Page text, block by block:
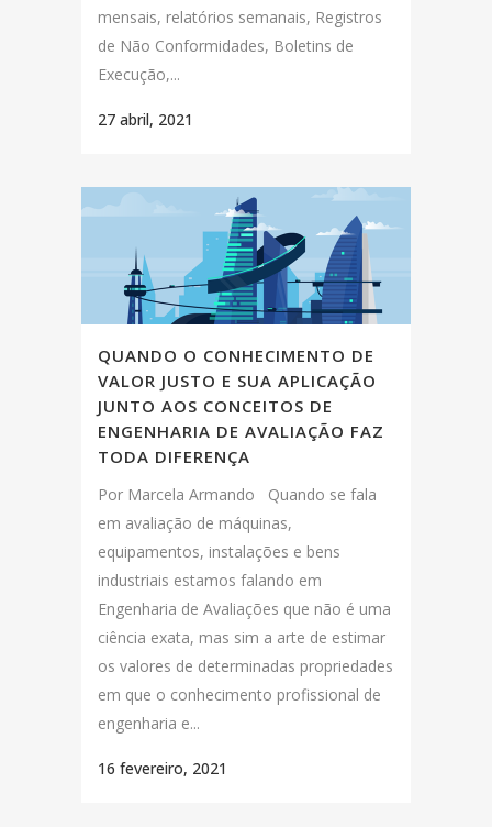
mensais, relatórios semanais, Registros
de Não Conformidades, Boletins de
Execução,...
27 abril, 2021
QUANDO O CONHECIMENTO DE
VALOR JUSTO E SUA APLICAÇÃO
JUNTO AOS CONCEITOS DE
ENGENHARIA DE AVALIAÇÃO FAZ
TODA DIFERENÇA
Por Marcela Armando Quando se fala
em avaliação de máquinas,
equipamentos, instalações e bens
industriais estamos falando em
Engenharia de Avaliações que não é uma
ciência exata, mas sim a arte de estimar
os valores de determinadas propriedades
em que o conhecimento profissional de
engenharia e...
16 fevereiro, 2021